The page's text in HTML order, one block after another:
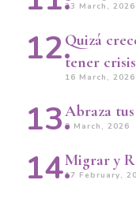
23 March, 2026
Quizá
tener crisis
16 March, 2026
Abraza
9 March, 2026
Migrar y
17 February,